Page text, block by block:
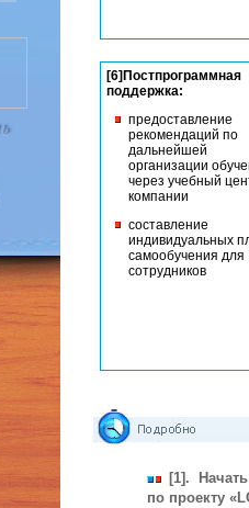
[6]Постпрограммная
поддержка:
предоставление
рекомендаций по
дальнейшей
организации
через учебный
компании
составление
индивидуальных
самообучения для
сотрудников
[1].
по проекту «